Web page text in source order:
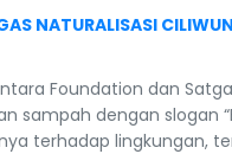
NATURALISASI
Foundation dan
dengan slogan
terhadap lingkungan,